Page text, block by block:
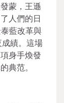
蒙，王遜
人們的日
藍改革與
績。這場
身手煥發
典范。